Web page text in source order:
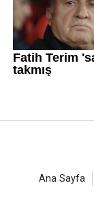
Ana Sayfa